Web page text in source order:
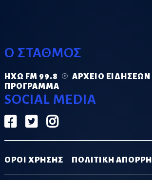
Ο ΣΤΑΘΜΟΣ
ΗΧΏ FM 99.8
ΑΡΧΕΊΟ ΕΙΔΉΣΕΩΝ
ΠΡΌΓΡΑΜΜΑ
SOCIAL MEDIA
ΟΡΟΙ ΧΡΗΣΗΣ ΠΟΛΙΤΙΚΗ